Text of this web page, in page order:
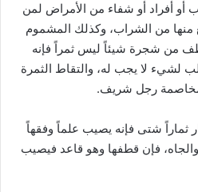
أو أفراد أو شفاء من الأمراض لمن
منها من الشراب، وكذلك المشموم
من شجرة شيئاً ليس ثمراً فإنه
لشيء لا يجب له، والتقاط الثمرة
رجل شريف.
ثماراً شتى فإنه يصيب علماً وفقهاً
فإن قطفها وهو قاعد فيصيب